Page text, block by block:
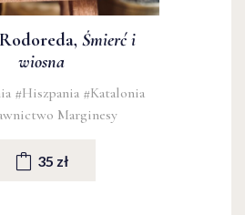
Śmierć i
wiosna
#Hiszpania #Katalonia
Marginesy
35 zł